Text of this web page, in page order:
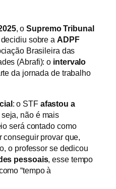
, oSupremo Tribunal
sobre a ADPF
Brasileira das
(Abrafi): o intervalo
da jornada de trabalho
: o STF afastou a
seja, não é mais
será contado como
provar que,
o professor se dedicou
pessoais, esse tempo
“tempo à